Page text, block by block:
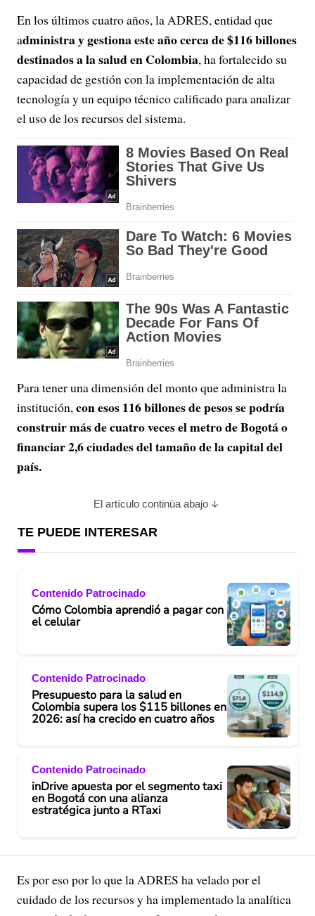
En los últimos cuatro años, la ADRES, entidad que
administra y gestiona este año cerca de $116 billones
destinados a la salud en Colombia, ha fortalecido su
capacidad de gestión con la implementación de alta
tecnología y un equipo técnico calificado para analizar
el uso de los recursos del sistema.
Para tener una dimensión del monto que administra la
institución, con esos 116 billones de pesos se podría
construir más de cuatro veces el metro de Bogotá o
financiar 2,6 ciudades del tamaño de la capital del
país.
El artículo continúa abajo
TE PUEDE INTERESAR
Contenido Patrocinado
Cómo Colombia aprendió a pagar con
el celular
Contenido Patrocinado
Presupuesto para la salud en
Colombia supera los $115 billones en
2026: así ha crecido en cuatro años
Contenido Patrocinado
inDrive apuesta por el segmento taxi
en Bogotá con una alianza
estratégica junto a RTaxi
Es por eso por lo que la ADRES ha velado por el
cuidado de los recursos y ha implementado la analítica